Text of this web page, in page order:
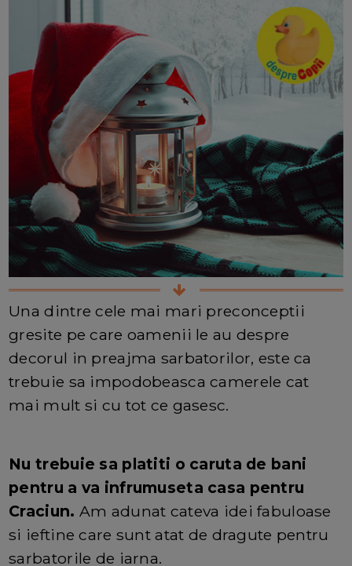
Una dintre cele mai mari preconceptii
gresite pe care oamenii le au despre
decorul in preajma sarbatorilor, este ca
trebuie sa impodobeasca camerele cat
mai mult si cu tot ce gasesc.
Nu trebuie sa platiti o caruta de bani
pentru a va infrumuseta casa pentru
Craciun. Am adunat cateva idei fabuloase
si ieftine care sunt atat de dragute pentru
sarbatorile de iarna.